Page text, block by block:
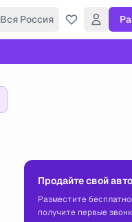
Вся Россия
Продайте свой
Разместите
получите первые